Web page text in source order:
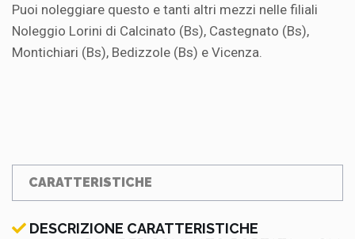
Puoi noleggiare questo e tanti altri mezzi nelle filiali
Noleggio Lorini di Calcinato (Bs), Castegnato (Bs),
Montichiari (Bs), Bedizzole (Bs) e Vicenza.
CARATTERISTICHE
DESCRIZIONE CARATTERISTICHE